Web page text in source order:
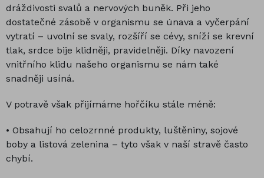
dráždivosti svalů a nervových buněk. Při jeho
dostatečné zásobě v organismu se únava a vyčerpání
vytratí – uvolní se svaly, rozšíří se cévy, sníží se krevní
tlak, srdce bije klidněji, pravidelněji. Díky navození
vnitřního klidu našeho organismu se nám také
snadněji usíná.
V potravě však přijímáme hořčíku stále méně:
• Obsahují ho celozrnné produkty, luštěniny, sojové
boby a listová zelenina – tyto však v naší stravě často
chybí.